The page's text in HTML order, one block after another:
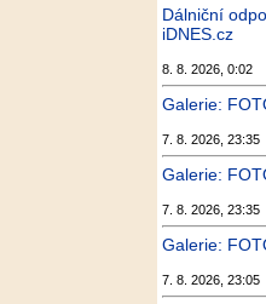
Dálniční
iDNES.cz
8. 8. 2026, 0:02
Galerie:
7. 8. 2026, 23:35
Galerie:
7. 8. 2026, 23:35
Galerie:
7. 8. 2026, 23:05